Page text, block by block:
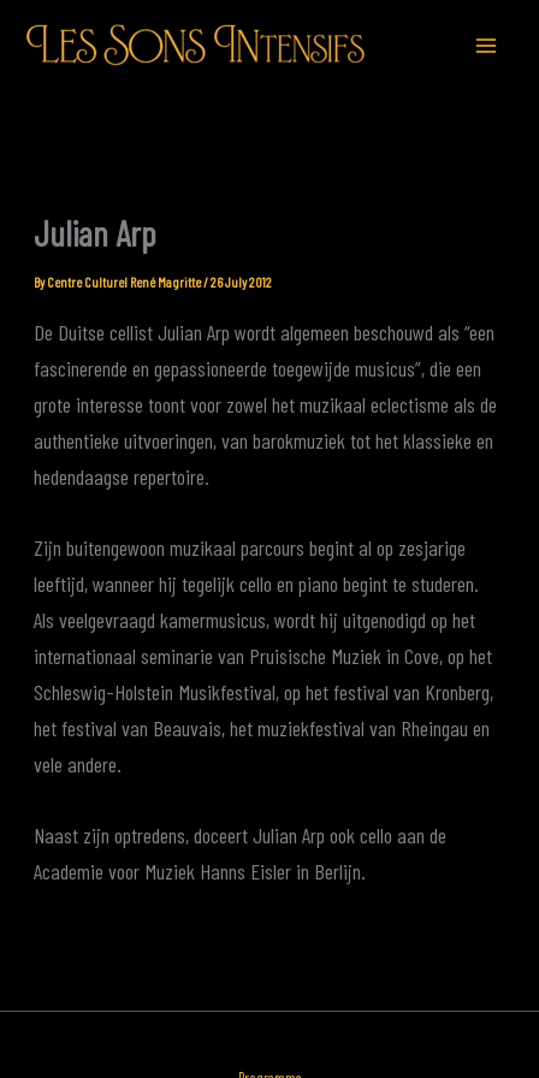
Julian Arp
ByCentre Culturel René Magritte/26 July 2012
De Duitse cellist Julian Arp wordt algemeen beschouwd als “een
fascinerende en gepassioneerde toegewijde musicus”, die een
grote interesse toont voor zowel het muzikaal eclectisme als de
authentieke uitvoeringen, van barokmuziek tot het klassieke en
hedendaagse repertoire.
Zijn buitengewoon muzikaal parcours begint al op zesjarige
leeftijd, wanneer hij tegelijk cello en piano begint te studeren.
Als veelgevraagd kamermusicus, wordt hij uitgenodigd op het
internationaal seminarie van Pruisische Muziek in Cove, op het
Schleswig-Holstein Musikfestival, op het festival van Kronberg,
het festival van Beauvais, het muziekfestival van Rheingau en
vele andere.
Naast zijn optredens, doceert Julian Arp ook cello aan de
Academie voor Muziek Hanns Eisler in Berlijn.